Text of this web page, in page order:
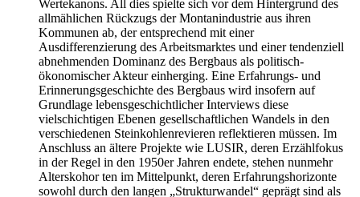
Wertekanons. All dies spielte sich vor dem Hintergrund des
allmählichen Rückzugs der Montanindustrie aus ihren
Kommunen ab, der entsprechend mit einer
Ausdifferenzierung des Arbeitsmarktes und einer tendenziell
abnehmenden Dominanz des Bergbaus als politisch-
ökonomischer Akteur einherging. Eine Erfahrungs- und
Erinnerungsgeschichte des Bergbaus wird insofern auf
Grundlage lebensgeschichtlicher Interviews diese
vielschichtigen Ebenen gesellschaftlichen Wandels in den
verschiedenen Steinkohlenrevieren reflektieren müssen. Im
Anschluss an ältere Projekte wie LUSIR, deren Erzählfokus
in der Regel in den 1950er Jahren endete, stehen nunmehr
Alterskohor ten im Mittelpunkt, deren Erfahrungshorizonte
sowohl durch den langen „Strukturwandel“ geprägt sind als